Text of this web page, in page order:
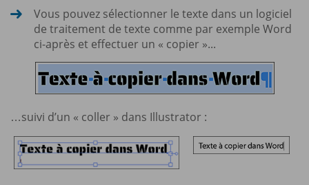
Vous pouvez sélectionner le texte dans un logiciel
de traitement de texte comme par exemple Word
ci-après et effectuer un « copier »...
…suivi d’un « coller » dans Illustrator :